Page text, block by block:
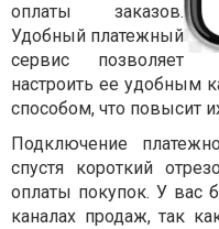
оплаты заказов.
Удобный платежный
сервис позволяет
настроить ее удобным
способом, что повысит
Подключение
спустя короткий
оплаты покупок. У вас
каналах продаж, так